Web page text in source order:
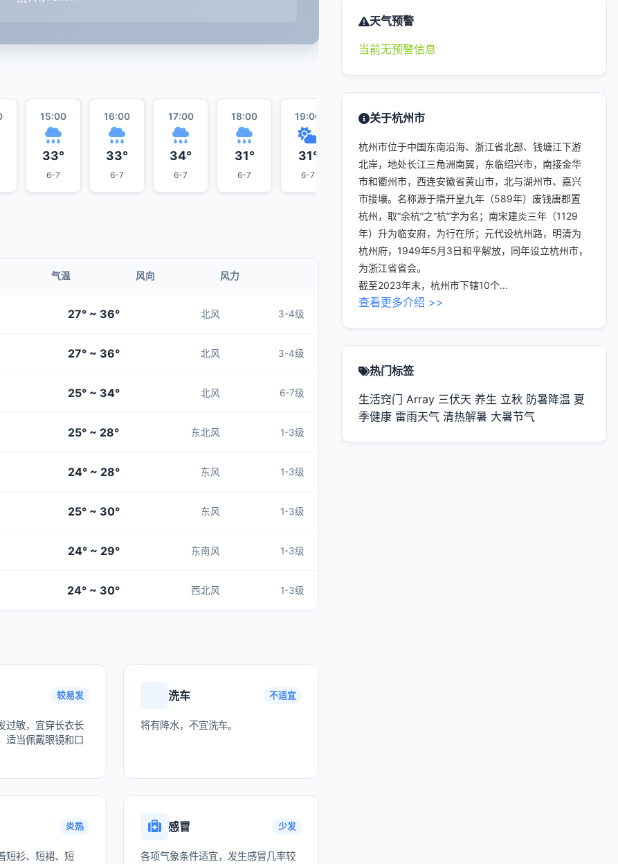
15:00
33°
6-7
16:00
33°
6-7
17:00
34°
6-7
18:00
31°
6-7
19:00
31°
6-7
20:00
30°
6-7
21:00
30°
5-6
28° 30°
3-4
气温 风向 风力
27° ~ 36° 北风 3-4级
27° ~ 36° 北风 3-4级
25° ~ 34° 北风 6-7级
25° ~ 28° 东北风 1-3级
24° ~ 28° 东风 1-3级
25° ~ 30° 东风 1-3级
24° ~ 29° 东南风 1-3级
24° ~ 30° 西北风 1-3级
较易发
过敏，宜穿长衣长
适当佩戴眼镜和口
洗车 不适宜
将有降水，不宜洗车。
炎热
短衫、短裙、短
感冒 少发
各项气象条件适宜，发生感冒几率较
天气预警
当前无预警信息
关于杭州市
杭州市位于中国东南沿海、浙江省北部、钱塘江下游
北岸，地处长江三角洲南翼，东临绍兴市，南接金华
市和衢州市，西连安徽省黄山市，北与湖州市、嘉兴
市接壤。名称源于隋开皇九年（589年）废钱唐郡置
杭州，取“余杭”之“杭”字为名；南宋建炎三年（1129
年）升为临安府，为行在所；元代设杭州路，明清为
杭州府，1949年5月3日和平解放，同年设立杭州市，
为浙江省省会。
截至2023年末，杭州市下辖10个...
查看更多介绍 >>
热门标签
生活窍门 Array 三伏天 养生 立秋 防暑降温 夏
季健康 雷雨天气 清热解暑 大暑节气